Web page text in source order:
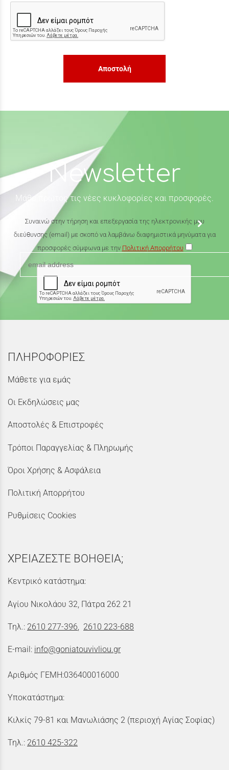
Αποστολή
Newsletter
Μάθε πρώτος τις νέες κυκλοφορίες και προσφορές.
Συναινώ στην τήρηση και επεξεργασία της ηλεκτρονικής μου
διεύθυνσης (email) με σκοπό να λαμβάνω διαφημιστικά μηνύματα για
προσφορές σύμφωνα με την Πολιτική Απορρήτου
ΠΛΗΡΟΦΟΡΙΕΣ
Μάθετε για εμάς
Οι Εκδηλώσεις μας
Αποστολές & Επιστροφές
Τρόποι Παραγγελίας & Πληρωμής
Όροι Χρήσης & Ασφάλεια
Πολιτική Απορρήτου
Ρυθμίσεις Cookies
ΧΡΕΙΑΖΕΣΤΕ ΒΟΗΘΕΙΑ;
Κεντρικό κατάστημα:
Αγίου Νικολάου 32, Πάτρα 262 21
Τηλ.: 2610 277-396 2610 223-688
E-mail: info@goniatouvivliou.gr
Αριθμός ΓΕΜΗ:036400016000
Υποκατάστημα:
Κιλκίς 79-81 και Μανωλιάσης 2 (περιοχή Αγίας Σοφίας)
Τηλ.: 2610 425-322